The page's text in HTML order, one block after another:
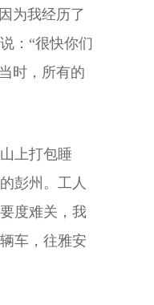
为我经历了
：“很快你们
时，所有的
上打包睡
彭州。工人
度难关，我
车，往雅安